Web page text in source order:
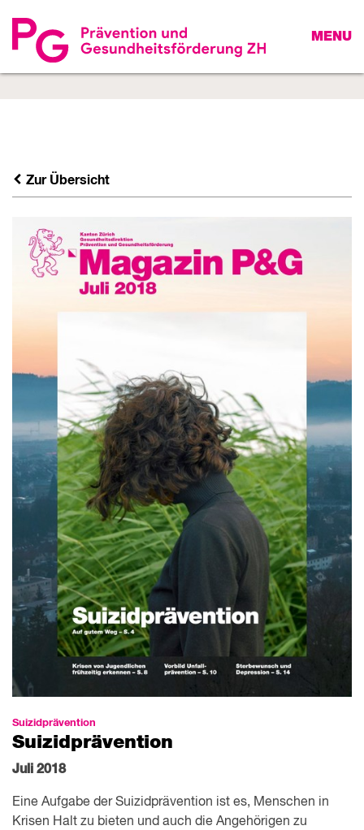
MENU
Zur Übersicht
Suizid­­prävention
Suizidprävention
Juli 2018
Eine Aufgabe der Suizidprävention ist es, Menschen in
Krisen Halt zu bieten und auch die Angehörigen zu